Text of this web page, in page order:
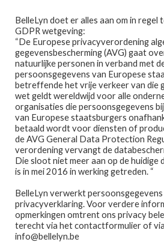
door
naar
navigatie
naar
de
inhoud
Home
Afspraak maken
Prijslijst
Winkel
Contact
Home OGEN
Ogen
Toont alle 12 resultaten
BelleLyn doet er alles aan om in regel
GDPR wetgeving:
“De Europese privacyverordening
gegevensbescherming (AVG) gaat
natuurlijke personen in verband met
persoonsgegevens van Europese
betreffende het vrije verkeer van die
wet geldt wereldwijd voor alle
organisaties die persoonsgegevens
van Europese staatsburgers
betaald wordt voor diensten of
de AVG General Data Protection
verordening vervangt de
Die sloot niet meer aan op de huidige
is in mei 2016 in werking getreden. “
BelleLyn verwerkt
privacyverklaring. Voor verdere
opmerkingen omtrent ons privacy
terecht via het contactformulier of
info@bellelyn.be